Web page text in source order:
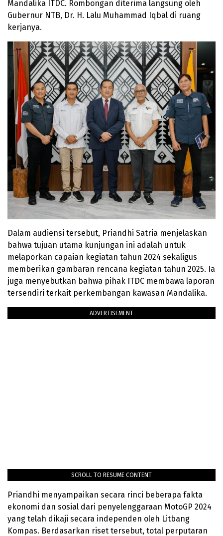
Mandalika ITDC. Rombongan diterima langsung oleh
Gubernur NTB, Dr. H. Lalu Muhammad Iqbal di ruang
kerjanya.
Dalam audiensi tersebut, Priandhi Satria menjelaskan
bahwa tujuan utama kunjungan ini adalah untuk
melaporkan capaian kegiatan tahun 2024 sekaligus
memberikan gambaran rencana kegiatan tahun 2025. Ia
juga menyebutkan bahwa pihak ITDC membawa laporan
tersendiri terkait perkembangan kawasan Mandalika.
ADVERTISEMENT
SCROLL TO RESUME CONTENT
Priandhi menyampaikan secara rinci beberapa fakta
ekonomi dan sosial dari penyelenggaraan MotoGP 2024
yang telah dikaji secara independen oleh Litbang
Kompas. Berdasarkan riset tersebut, total perputaran